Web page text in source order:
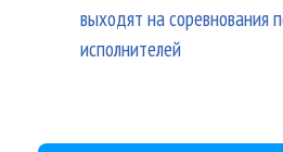
выходят на соревнования
исполнителей